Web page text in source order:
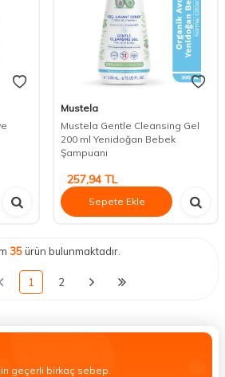
Mustela
Mustela Gentle Cleansing Gel
200 ml Yenidoğan Bebek
Şampuanı
257,94 TL
Sepete Ekle
35ürün bulunmaktadır.
1 2
geçerli birkaç sebep.